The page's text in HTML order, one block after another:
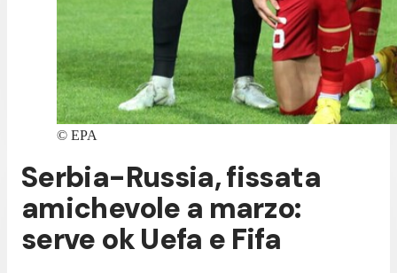
© EPA
Serbia-Russia, fissata
amichevole a marzo:
serve ok Uefa e Fifa